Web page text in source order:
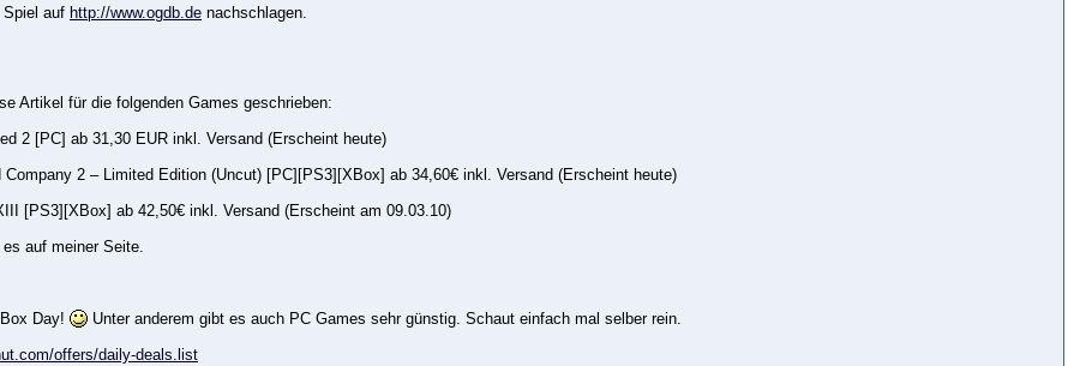
Spiel auf http://www.ogdb.de nachschlagen.
Artikel für die folgenden Games geschrieben:
2 [PC] ab 31,30 EUR inkl. Versand (Erscheint heute)
Company 2 – Limited Edition (Uncut) [PC][PS3][XBox] ab 34,60€ inkl. Versand (Erscheint heute)
[PS3][XBox] ab 42,50€ inkl. Versand (Erscheint am 09.03.10)
auf meiner Seite.
Day!
Unter anderem gibt es auch PC Games sehr günstig. Schaut einfach mal selber rein.
offers/daily-deals.list